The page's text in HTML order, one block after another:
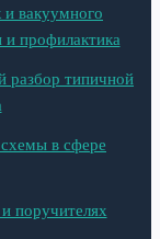
вакуумного
и профилактика
разбор типичной
в сфере
поручителях